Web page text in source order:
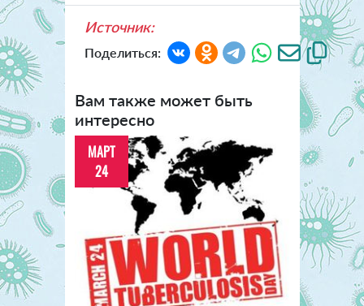
Источник:
Поделиться:
Вам также может быть
интересно
МАРТ
24